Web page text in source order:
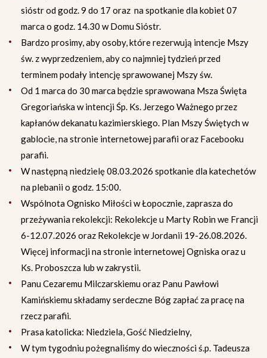
sióstr od godz. 9 do 17 oraz na spotkanie dla kobiet 07
marca o godz. 14.30 w Domu Sióstr.
Bardzo prosimy, aby osoby, które rezerwują intencje Mszy
św. z wyprzedzeniem, aby co najmniej tydzień przed
terminem podały intencję sprawowanej Mszy św.
Od 1 marca do 30 marca będzie sprawowana Msza Święta
Gregoriańska w intencji Śp. Ks. Jerzego Ważnego przez
kapłanów dekanatu kazimierskiego. Plan Mszy Świętych w
gablocie, na stronie internetowej parafii oraz Facebooku
parafii.
W następną niedzielę 08.03.2026 spotkanie dla katechetów
na plebanii o godz. 15:00.
Wspólnota Ognisko Miłości w Łopocznie, zaprasza do
przeżywania rekolekcji: Rekolekcje u Marty Robin we Francji
6-12.07.2026 oraz Rekolekcje w Jordanii 19-26.08.2026.
Więcej informacji na stronie internetowej Ogniska oraz u
Ks. Proboszcza lub w zakrystii.
Panu Cezaremu Milczarskiemu oraz Panu Pawłowi
Kamińskiemu składamy serdeczne Bóg zapłać za pracę na
rzecz parafii.
Prasa katolicka: Niedziela, Gość Niedzielny,
W tym tygodniu pożegnaliśmy do wieczności ś.p. Tadeusza